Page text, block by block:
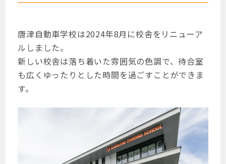
唐津自動車学校は2024年8月に校舎をリニューア
ルしました。
新しい校舎は落ち着いた雰囲気の色調で、待合室
も広くゆったりとした時間を過ごすことができま
す。